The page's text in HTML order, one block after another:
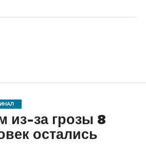
из-за грозы 8
остались